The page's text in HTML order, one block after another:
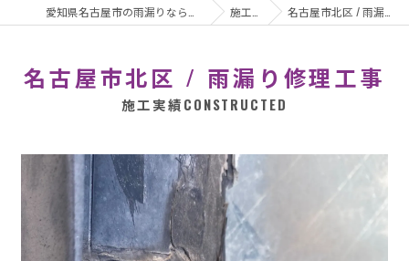
施工実績 名古屋市北区 / 雨漏り修理工事
施工実績CONSTRUCTED
名古屋市北区 / 雨漏り修理工事